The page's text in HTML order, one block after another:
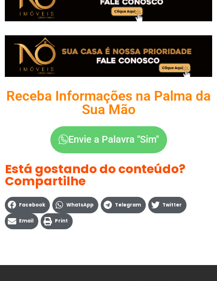
Receba Informações na Palma da
Sua Mão
Envie a Palavra "Sim"
Está gostando do conteúdo?
Compartilhe
Facebook WhatsApp Telegram Twitter
Email Print